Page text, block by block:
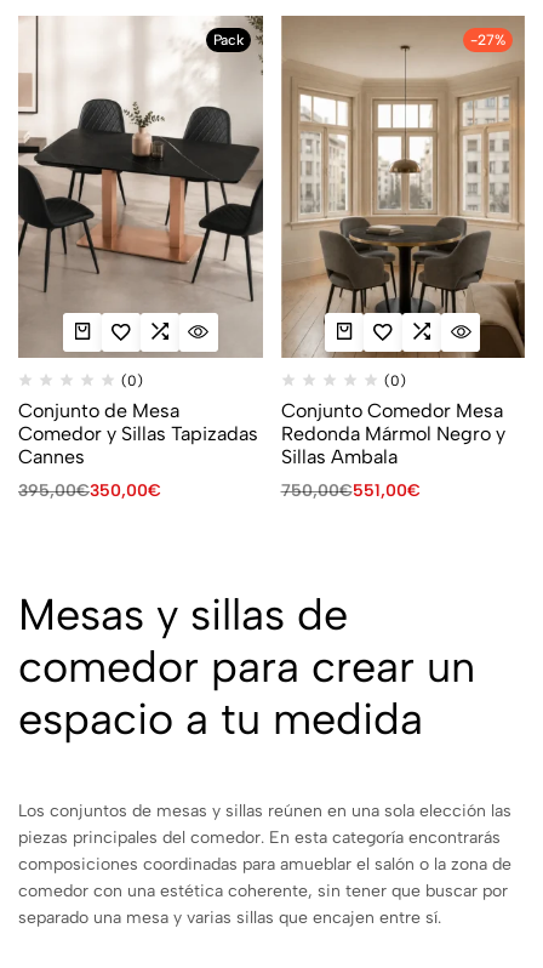
Pack
(0)
Conjunto de Mesa
Comedor y Sillas Tapizadas
Cannes
395,00€350,00€
-27%
(0)
Conjunto Comedor Mesa
Redonda Mármol Negro y
Sillas Ambala
750,00€551,00€
Mesas y sillas de
comedor para crear un
espacio a tu medida
Los conjuntos de mesas y sillas reúnen en una sola elección las
piezas principales del comedor. En esta categoría encontrarás
composiciones coordinadas para amueblar el salón o la zona de
comedor con una estética coherente, sin tener que buscar por
separado una mesa y varias sillas que encajen entre sí.